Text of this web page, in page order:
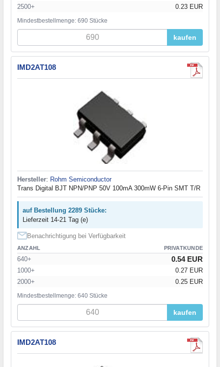
2500+
0.23 EUR
Mindestbestellmenge: 690 Stücke
kaufen
IMD2AT108
Hersteller: Rohm Semiconductor
Trans Digital BJT NPN/PNP 50V 100mA 300mW 6-Pin SMT T/R
auf Bestellung 2289 Stücke:
Lieferzeit 14-21 Tag (e)
Benachrichtigung bei Verfügbarkeit
ANZAHL PRIVATKUNDE
640+ 0.54 EUR
1000+
0.27 EUR
2000+
0.25 EUR
Mindestbestellmenge: 640 Stücke
kaufen
IMD2AT108